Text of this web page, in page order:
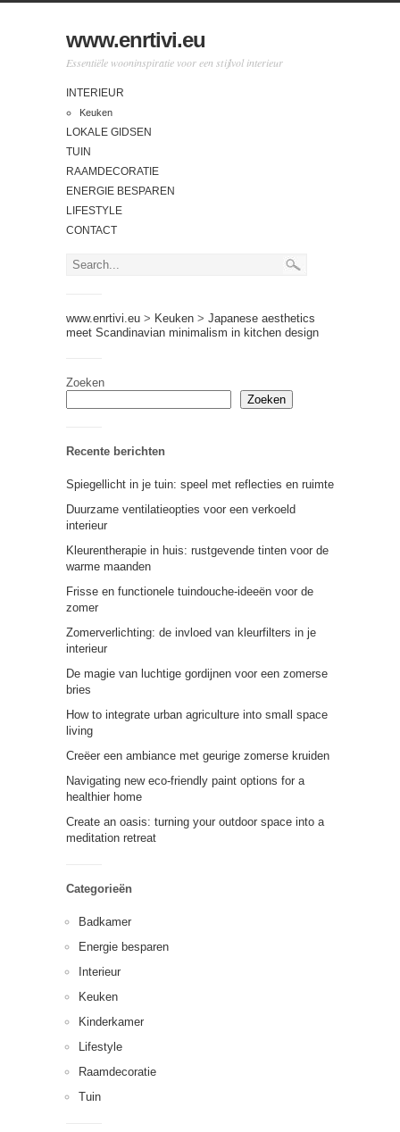
www.enrtivi.eu
Essentiële wooninspiratie voor een stijlvol interieur
INTERIEUR
Keuken
LOKALE GIDSEN
TUIN
RAAMDECORATIE
ENERGIE BESPAREN
LIFESTYLE
CONTACT
www.enrtivi.eu > Keuken > Japanese aesthetics
meet Scandinavian minimalism in kitchen design
Zoeken
Zoeken
Recente berichten
Spiegellicht in je tuin: speel met reflecties en ruimte
Duurzame ventilatieopties voor een verkoeld
interieur
Kleurentherapie in huis: rustgevende tinten voor de
warme maanden
Frisse en functionele tuindouche-ideeën voor de
zomer
Zomerverlichting: de invloed van kleurfilters in je
interieur
De magie van luchtige gordijnen voor een zomerse
bries
How to integrate urban agriculture into small space
living
Creëer een ambiance met geurige zomerse kruiden
Navigating new eco-friendly paint options for a
healthier home
Create an oasis: turning your outdoor space into a
meditation retreat
Categorieën
Badkamer
Energie besparen
Interieur
Keuken
Kinderkamer
Lifestyle
Raamdecoratie
Tuin